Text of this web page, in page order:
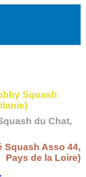
Squash
du Chat,
Squash Asso 44,
Pays de la Loire)